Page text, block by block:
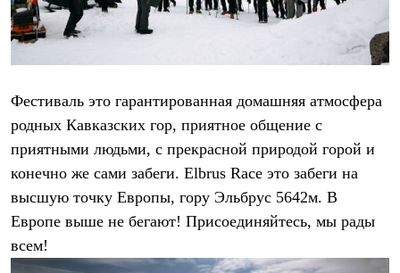
Среднее термобелье
Легкое термобелье
Лёгкая одежда
Толстовки
Шорты
Женская одежда
Утепленная пухом
Куртки
Брюки
Жилеты
Утепленная синтетикой
Куртки
Брюки
Фестиваль это гарантированная домашняя атмосфера
родных Кавказских гор, приятное общение с
приятными людьми, с прекрасной природой горой и
конечно же сами забеги. Elbrus Race это забеги на
высшую точку Европы, гору Эльбрус 5642м. В
Европе выше не бегают! Присоединяйтесь, мы рады
всем!